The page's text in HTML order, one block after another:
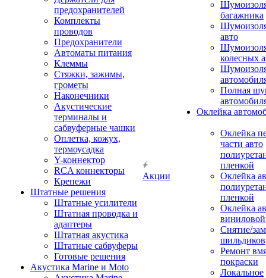
предохранителей
Комплекты
проводов
Предохранители
Автоматы питания
Клеммы
Стяжки, зажимы,
грометы
Наконечники
Акустические
терминалы и
сабвуферные чашки
Оплетка, кожух,
термоусадка
Y-коннектор
RCA коннекторы
Крепежи
Штатные решения
Штатные усилители
Штатная проводка и
адаптеры
Штатная акустика
Штатные сабвуферы
Готовые решения
Акустика Marine и Moto
Акции
багажника
авто
колесных
Полная
Оклейка
Оклейка
части авто
пленкой
Оклейка
пленкой
Оклейка
Снятие/
шильдиков
Ремонт
покраски
Локальное